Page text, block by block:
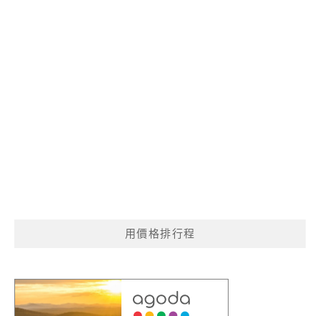
用價格排行程